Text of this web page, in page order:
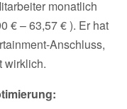
monatlich
€ – 63,57 € ). Er hat
Anschluss,
wirklich.